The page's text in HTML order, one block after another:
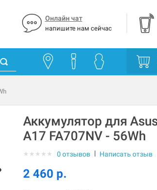
Онлайн чат
напишите нам сейчас
Аккумулятор для
A17 FA707NV - 56Wh
★ ★ ★ ★ ★ 0 отзывов | Написать отзыв
2 460 р.